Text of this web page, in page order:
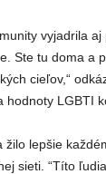
vyjadrila
Ste tu doma a
cieľov,“
LGBTI
žilo lepšie
sieti. “Títo